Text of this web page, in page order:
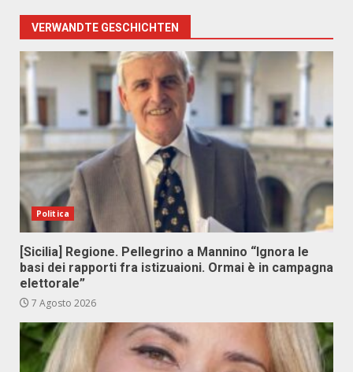
VERWANDTE GESCHICHTEN
Politica
[Sicilia] Regione. Pellegrino a Mannino “Ignora le
basi dei rapporti fra istizuaioni. Ormai è in campagna
elettorale”
7 Agosto 2026